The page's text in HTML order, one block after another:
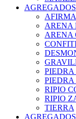
AGREGADOS
ARENA
ARENA
PIEDRA
RIPIO
RIPIO
TIERRA